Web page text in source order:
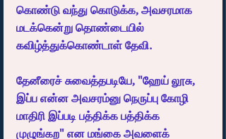
கொண்டு வந்து கொடுக்க, அவசரமாக
மடக்கென்று தொண்டையில்
கவிழ்த்துக்கொண்டாள் தேவி.
தேனீரைச் சுவைத்தபடியே, "ஹேய் லூசு,
இப்ப என்ன அவசரம்னு நெருப்பு கோழி
மாதிரி இப்படி பத்திக்க பத்திக்க
முழுங்கற" என மங்கை அவளைக்